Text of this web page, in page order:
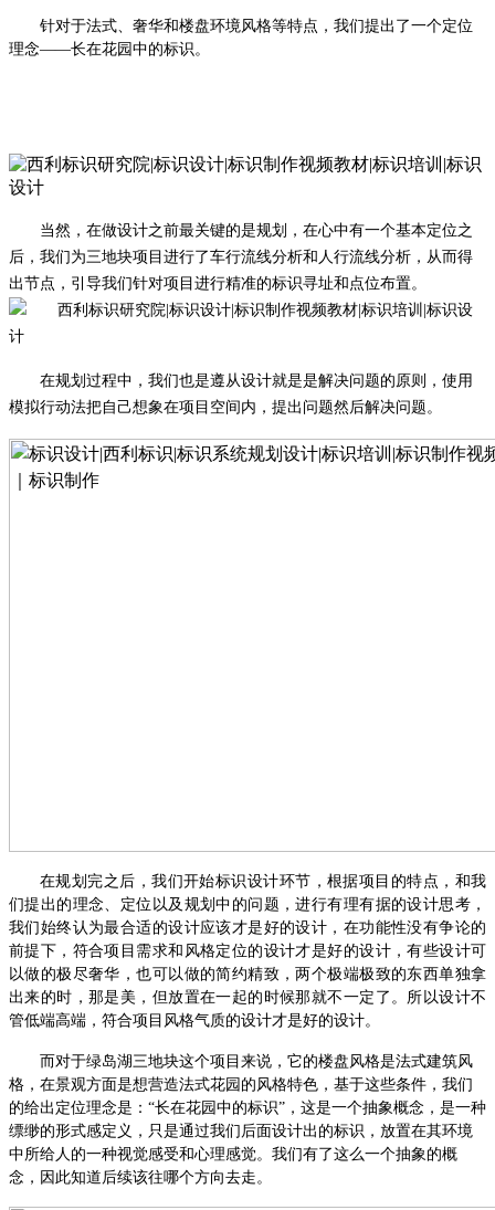
针对于法式、奢华和楼盘环境风格等特点，我们提出了一个定位
理念——长在花园中的标识。
当然，在做设计之前最关键的是规划，在心中有一个基本定位之
后，我们为三地块项目进行了车行流线分析和人行流线分析，从而得
出节点，引导我们针对项目进行精准的标识寻址和点位布置。
在规划过程中，我们也是遵从设计就是是解决问题的原则，使用
模拟行动法把自己想象在项目空间内，提出问题然后解决问题。
在规划完之后，我们开始标识设计环节，根据项目的特点，和我
们提出的理念、定位以及规划中的问题，进行有理有据的设计思考，
我们始终认为最合适的设计应该才是好的设计，在功能性没有争论的
前提下，符合项目需求和风格定位的设计才是好的设计，有些设计可
以做的极尽奢华，也可以做的简约精致，两个极端极致的东西单独拿
出来的时，那是美，但放置在一起的时候那就不一定了。所以设计不
管低端高端，符合项目风格气质的设计才是好的设计。
而对于绿岛湖三地块这个项目来说，它的楼盘风格是法式建筑风
格，在景观方面是想营造法式花园的风格特色，基于这些条件，我们
的给出定位理念是： “长在花园中的标识”，这是一个抽象概念，是一种
缥缈的形式感定义，只是通过我们后面设计出的标识，放置在其环境
中所给人的一种视觉感受和心理感觉。我们有了这么一个抽象的概
念，因此知道后续该往哪个方向去走。